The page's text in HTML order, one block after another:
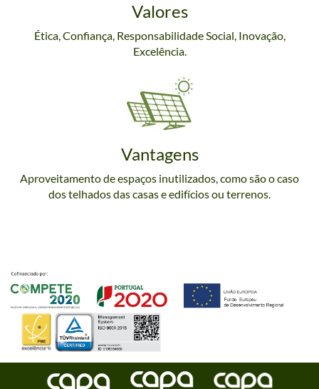
Valores
Ética, Confiança, Responsabilidade Social, Inovação,
Excelência.
Vantagens
Aproveitamento de espaços inutilizados, como são o caso
dos telhados das casas e edifícios ou terrenos.